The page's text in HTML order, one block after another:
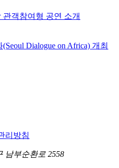
관객참여형 공연 소개
Dialogue on Africa) 개최
리방침
남부순환로 2558